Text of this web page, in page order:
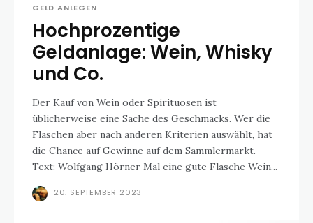
GELD ANLEGEN
Hochprozentige
Geldanlage: Wein, Whisky
und Co.
Der Kauf von Wein oder Spirituosen ist
üblicherweise eine Sache des Geschmacks. Wer die
Flaschen aber nach anderen Kriterien auswählt, hat
die Chance auf Gewinne auf dem Sammlermarkt.
Text: Wolfgang Hörner Mal eine gute Flasche Wein...
20. SEPTEMBER 2023